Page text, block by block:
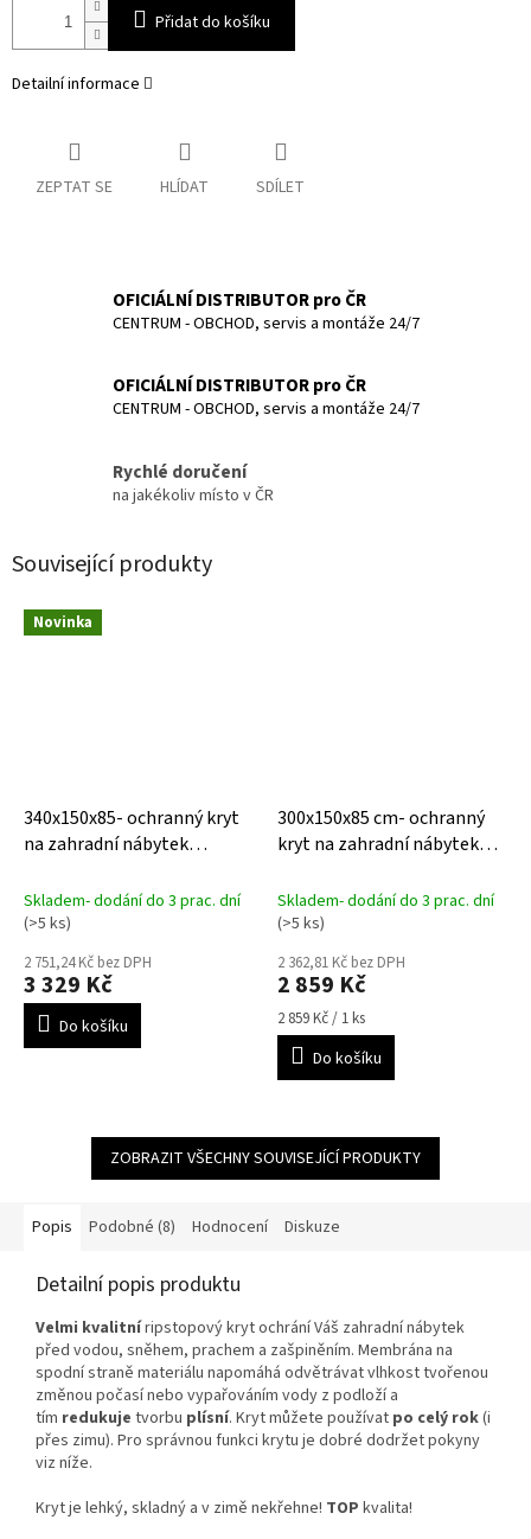
Přidat do košíku
Detailní informace
ZEPTAT SE HLÍDAT SDÍLET
OFICIÁLNÍ DISTRIBUTOR pro ČR
CENTRUM - OBCHOD, servis a montáže 24/7
OFICIÁLNÍ DISTRIBUTOR pro ČR
CENTRUM - OBCHOD, servis a montáže 24/7
Rychlé doručení
na jakékoliv místo v ČR
Související produkty
Novinka
340x150x85- ochranný kryt
na zahradní nábytek
Skladem- dodání do 3 prac. dní
(>5 ks)
2 751,24 Kč bez DPH
3 329 Kč
Do košíku
300x150x85 cm- ochranný
kryt na zahradní nábytek
Skladem- dodání do 3 prac. dní
(>5 ks)
2 362,81 Kč bez DPH
2 859 Kč
Měrná
cena:
2 859 Kč / 1 ks
Do košíku
ZOBRAZIT VŠECHNY SOUVISEJÍCÍ PRODUKTY
Popis Podobné (8) Hodnocení Diskuze
Detailní popis produktu
Velmi kvalitníripstopový kryt ochrání Váš zahradní nábytek
před vodou, sněhem, prachem a zašpiněním. Membrána na
spodní straně materiálu napomáhá odvětrávat vlhkost tvořenou
změnou počasí nebo vypařováním vody z podloží a
tím redukuje tvorbu plísní. Kryt můžete používat po celý rok(i
přes zimu). Pro správnou funkci krytu je dobré dodržet pokyny
viz níže.
Kryt je lehký, skladný a v zimě nekřehne! TOP kvalita!